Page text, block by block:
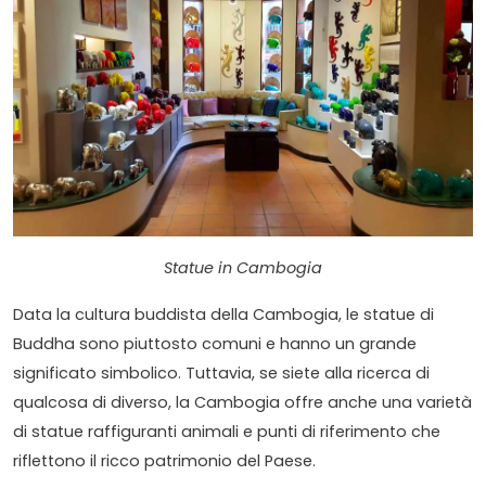
Statue in Cambogia
Data la cultura buddista della Cambogia, le statue di
Buddha sono piuttosto comuni e hanno un grande
significato simbolico. Tuttavia, se siete alla ricerca di
qualcosa di diverso, la Cambogia offre anche una varietà
di statue raffiguranti animali e punti di riferimento che
riflettono il ricco patrimonio del Paese.